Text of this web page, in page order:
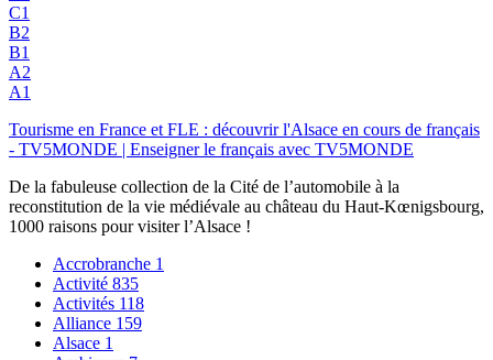
C1
B2
B1
A2
A1
Tourisme en France et FLE : découvrir l'Alsace en cours de français
- TV5MONDE | Enseigner le français avec TV5MONDE
De la fabuleuse collection de la Cité de l’automobile à la
reconstitution de la vie médiévale au château du Haut-Kœnigsbourg,
1000 raisons pour visiter l’Alsace !
Accrobranche 1
Activité 835
Activités 118
Alliance 159
Alsace 1